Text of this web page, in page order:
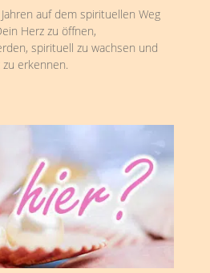
auf dem spirituellen Weg
Herz zu öffnen,
spirituell zu wachsen und
erkennen.